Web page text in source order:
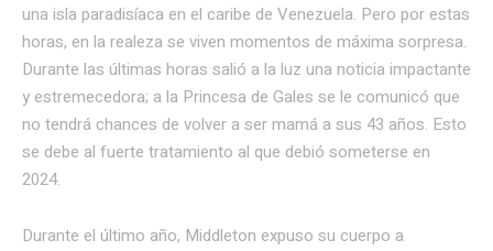
una isla paradisíaca en el caribe de Venezuela. Pero por estas
horas, en la realeza se viven momentos de máxima sorpresa.
Durante las últimas horas salió a la luz una noticia impactante
y estremecedora; a la Princesa de Gales se le comunicó que
no tendrá chances de volver a ser mamá a sus 43 años. Esto
se debe al fuerte tratamiento al que debió someterse en
2024.
Durante el último año, Middleton expuso su cuerpo a